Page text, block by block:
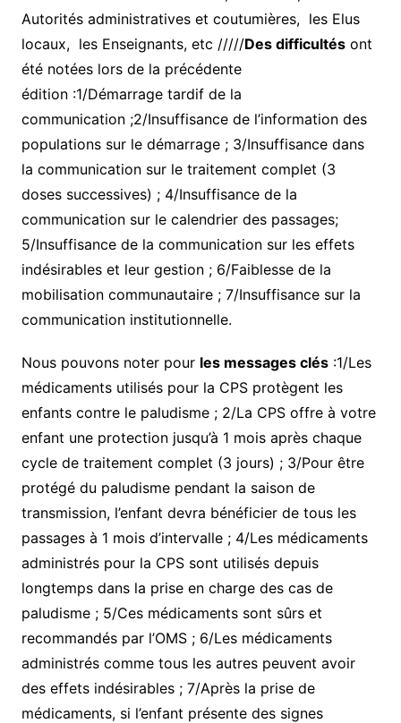
Autorités administratives et coutumières, les Elus
locaux, les Enseignants, etc /////Des difficultésont
été notées lors de la précédente
édition :1/Démarrage tardif de la
communication ;2/Insuffisance de l’information des
populations sur le démarrage ; 3/Insuffisance dans
la communication sur le traitement complet (3
doses successives) ; 4/Insuffisance de la
communication sur le calendrier des passages;
5/Insuffisance de la communication sur les effets
indésirables et leur gestion ; 6/Faiblesse de la
mobilisation communautaire ; 7/Insuffisance sur la
communication institutionnelle.
Nous pouvons noter pour les messages clés:1/Les
médicaments utilisés pour la CPS protègent les
enfants contre le paludisme ; 2/La CPS offre à votre
enfant une protection jusqu’à 1 mois après chaque
cycle de traitement complet (3 jours) ; 3/Pour être
protégé du paludisme pendant la saison de
transmission, l’enfant devra bénéficier de tous les
passages à 1 mois d’intervalle ; 4/Les médicaments
administrés pour la CPS sont utilisés depuis
longtemps dans la prise en charge des cas de
paludisme ; 5/Ces médicaments sont sûrs et
recommandés par l’OMS ; 6/Les médicaments
administrés comme tous les autres peuvent avoir
des effets indésirables ; 7/Après la prise de
médicaments, si l’enfant présente des signes